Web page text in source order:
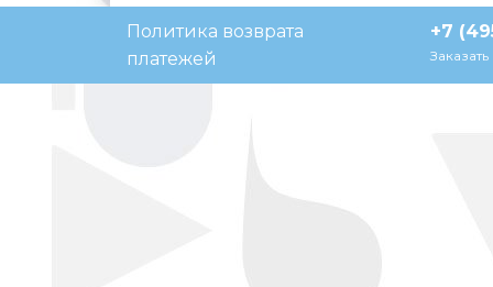
Политика возврата
платежей
+7